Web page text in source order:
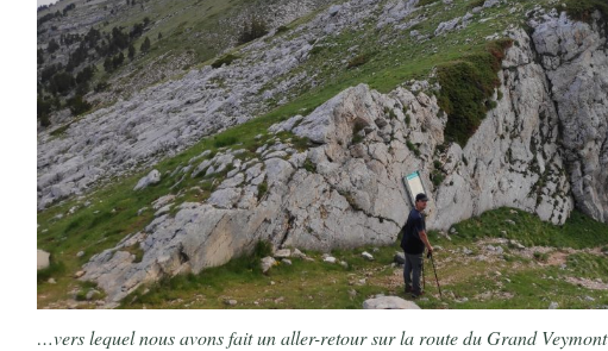
…vers lequel nous avons fait un aller-retour sur la route du Grand Veymont